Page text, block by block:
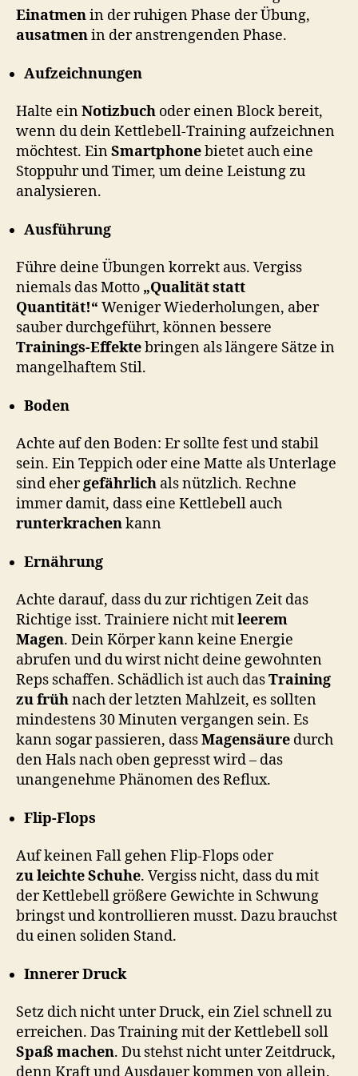
Einatmenin der ruhigen Phase der Übung,
ausatmenin der anstrengenden Phase.
Aufzeichnungen
Halte einNotizbuch oder einen Block bereit,
wenn du dein Kettlebell-Training aufzeichnen
möchtest. EinSmartphonebietet auch eine
Stoppuhr und Timer, um deine Leistung zu
analysieren.
Ausführung
Führe deine Übungen korrekt aus. Vergiss
niemals das Motto „Qualität statt
Quantität!“ Weniger Wiederholungen, aber
sauber durchgeführt, können bessere
Trainings-Effektebringen als längere Sätze in
mangelhaftem Stil.
Boden
Achte auf den Boden: Er sollte fest und stabil
sein. Ein Teppich oder eine Matte als Unterlage
sind ehergefährlich als nützlich. Rechne
immer damit, dass eine Kettlebell auch
runterkrachenkann
Ernährung
Achte darauf, dass du zur richtigen Zeit das
Richtige isst. Trainiere nicht mitleerem
Magen. Dein Körper kann keine Energie
abrufen und du wirst nicht deine gewohnten
Reps schaffen. Schädlich ist auch dasTraining
zu frühnach der letzten Mahlzeit, es sollten
mindestens 30 Minuten vergangen sein. Es
kann sogar passieren, dassMagensäure durch
den Hals nach oben gepresst wird – das
unangenehme Phänomen des Reflux.
Flip-Flops
Auf keinen Fall gehen Flip-Flops oder
zu leichte Schuhe. Vergiss nicht, dass du mit
der Kettlebell größere Gewichte in Schwung
bringst und kontrollieren musst. Dazu brauchst
du einen soliden Stand.
Innerer Druck
Setz dich nicht unter Druck, ein Ziel schnell zu
erreichen. Das Training mit der Kettlebell soll
Spaß machen. Du stehst nicht unter Zeitdruck,